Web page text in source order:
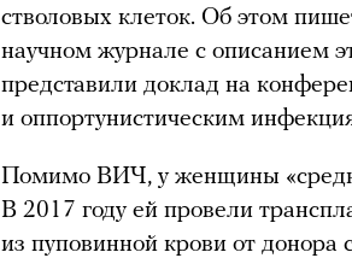
стволовых клеток. Об этом
научном журнале с описанием
представили доклад на
и оппортунистическим
Помимо ВИЧ, у женщины
В 2017 году ей провели
из пуповинной крови от донора